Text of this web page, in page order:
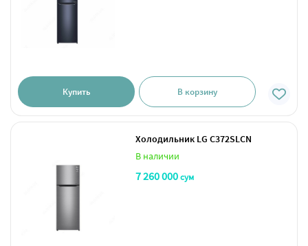
Купить В корзину
Холодильник LG C372SLCN
В наличии
7 260 000сум